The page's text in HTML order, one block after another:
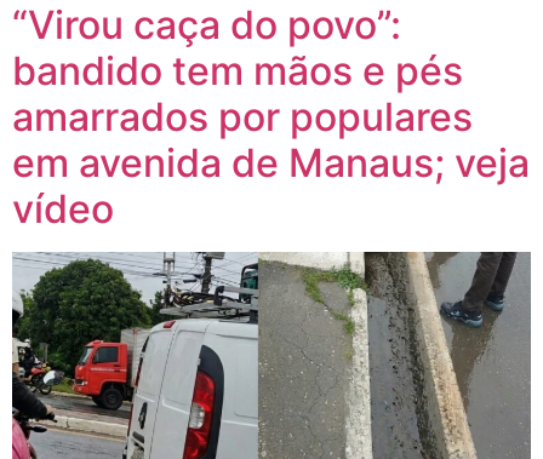
“Virou caça do povo”:
bandido tem mãos e pés
amarrados por populares
em avenida de Manaus; veja
vídeo